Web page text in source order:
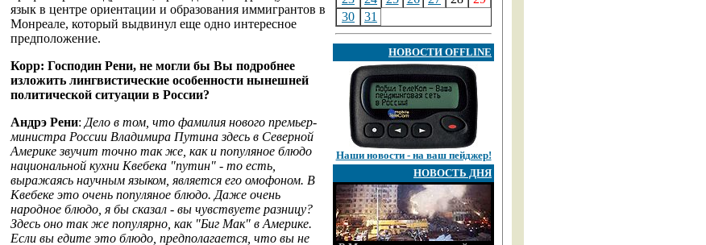
язык в центре ориентации и образования иммигрантов в
Монреале, который выдвинул еще одно интересное
предположение.
Корр: Господин Рени, не могли бы Вы подробнее
изложить лингвистические особенности нынешней
политической ситуации в России?
Андрэ Рени: Дело в том, что фамилия нового премьер-
министра России Владимира Путина здесь в Северной
Америке звучит точно так же, как и популяное блюдо
национальной кухни Квебека "путин" - то есть,
выражаясь научным языком, является его омофоном. В
Квебеке это очень популяное блюдо. Даже очень
народное блюдо, я бы сказал - вы чувствуете разницу?
Здесь оно так же популярно, как "Биг Мак" в Америке.
Если вы едите это блюдо, предполагается, что вы не
30
31
НОВОСТИ OFFLINE
Наши новости - на ваш пейджер!
НОВОСТЬ ДНЯ